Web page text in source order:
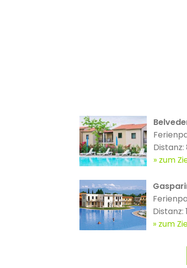
Distanz:
zum
Distanz:
zum